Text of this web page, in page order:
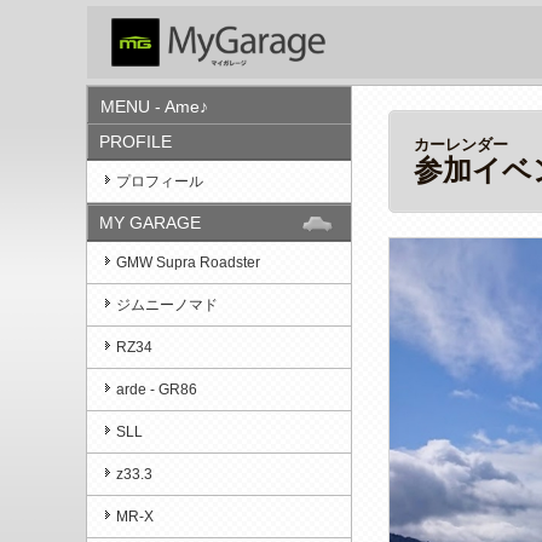
MENU - Ame♪
PROFILE
プロフィール
MY GARAGE
GMW Supra Roadster
ジムニーノマド
RZ34
arde - GR86
SLL
z33.3
MR-X
カーレンダー
参加イベ